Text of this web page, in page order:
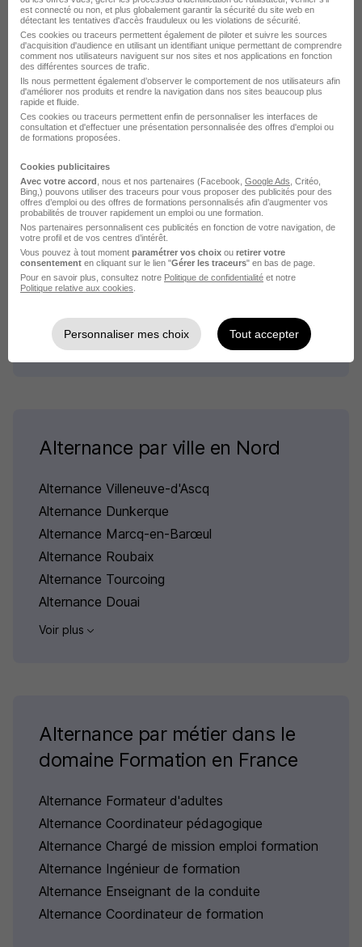
Alternance Responsable de formation
Alternance Chef de projet formation
Alternance Gestionnaire de formation
Alternance Coach en développement des
compétences
Alternance Consultant en mobilité
Alternance Chargé de développement RH
Alternance par métier dans le
domaine Formation à Lille
Alternance Lille Formateur
Alternance Lille Chargé de formation
Alternance par ville en Nord
Alternance Villeneuve-d'Ascq
Alternance Dunkerque
Alternance Marcq-en-Barœul
Alternance Roubaix
Alternance Tourcoing
Alternance Douai
Voir plus
Alternance par métier dans le
domaine Formation en France
Alternance Formateur d'adultes
Alternance Coordinateur pédagogique
Alternance Chargé de mission emploi formation
Alternance Ingénieur de formation
Alternance Enseignant de la conduite
Alternance Coordinateur de formation
est connecté ou non, et plus globalement garantir la sécurité du site web en
détectant les tentatives d'accès frauduleux ou les violations de sécurité.
Ces cookies ou traceurs permettent également de piloter et suivre les sources
d'acquisition d'audience en utilisant un identifiant unique permettant de comprendre
comment nos utilisateurs naviguent sur nos sites et nos applications en fonction
des différentes sources de trafic.
Ils nous permettent également d’observer le comportement de nos utilisateurs afin
d'améliorer nos produits et rendre la navigation dans nos sites beaucoup plus
rapide et fluide.
Ces cookies ou traceurs permettent enfin de personnaliser les interfaces de
consultation et d'effectuer une présentation personnalisée des offres d'emploi ou
de formations proposées.
Cookies publicitaires
Avec votre accord , nous et nos partenaires (Facebook, Google Ads , Critéo,
Bing,) pouvons utiliser des traceurs pour vous proposer des publicités pour des
offres d’emploi ou des offres de formations personnalisés afin d’augmenter vos
probabilités de trouver rapidement un emploi ou une formation.
Nos partenaires personnalisent ces publicités en fonction de votre navigation, de
votre profil et de vos centres d’intérêt.
Vous pouvez à tout moment paramétrer vos choix ou retirer votre
consentement en cliquant sur le lien "Gérer les traceurs" en bas de page.
Pour en savoir plus, consultez notre Politique de confidentialité et notre
Politique relative aux cookies
Personnaliser mes choix Tout accepter